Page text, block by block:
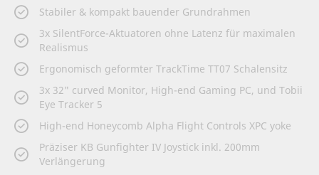
Stabiler & kompakt bauender Grundrahmen
3x SilentForce-Aktuatoren ohne Latenz für maximalen
Realismus
Ergonomisch geformter TrackTime TT07 Schalensitz
3x 32" curved Monitor, High-end Gaming PC, und Tobii
Eye Tracker 5
High-end Honeycomb Alpha Flight Controls XPC yoke
Präziser KB Gunfighter IV Joystick inkl. 200mm
Verlängerung